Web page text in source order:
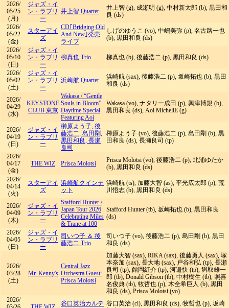
2026/
05/25
(月)
ジャズ・イ
ン・ラブリ
ー
井上智 Quartet
井上智 (g), 成瀬明 (g), 中村新太郎 (b), 黒田和
良 (ds)
2026/
05/22
(金)
スターアイ
ズ
CD｢Bridging Old
And New｣発売
ライブ
しげのゆうこ (vo), 中嶋美弥 (p), 名古路一也
(b), 黒田和良 (ds)
2026/
05/10
(日)
ジャズ・イ
ン・ラブリ
ー
柳真也 Trio 柳真也 (b), 後藤浩二 (p), 黒田和良 (ds)
2026/
05/02
(土)
ジャズ・イ
ン・ラブリ
ー
浜崎航 Quartet
浜崎航 (sax), 後藤浩二 (p), 坂崎拓也 (b), 黒田
和良 (ds)
2026/
04/29
(水)
KEYSTONE
CLUB 東京
Wakasa /“Gentle
Souls in Bloom”
Daytime Special
Featuring Aoi
Wakasa (vo), ナタリー成田 (p), 興津博規 (b),
黒田和良 (ds), Aoi MichellE (g)
2026/
04/19
(日)
ジャズ・イ
ン・ラブリ
ー
榊原よう子, 後
藤浩二, 島田剛,
黒田和良, 長瀬
良司
榊原よう子 (vo), 後藤浩二 (p), 島田剛 (b), 黒
田和良 (ds), 長瀬良司 (tp)
2026/
04/17
(金)
THE WIZ Prisca Molotsi
Prisca Molotsi (vo), 後藤浩二 (p), 北浦ゆたか
(b), 黒田和良 (ds)
2026/
04/14
(火)
スターアイ
ズ
浜崎航クインテ
ット
浜崎航 (ts), 加藤大智 (as), 平光広太郎 (p), 荒
川悟志 (b), 黒田和良 (ds)
2026/
04/09
(木)
ジャズ・イ
ン・ラブリ
ー
Stafford Hunter /
Japan Tour 2026
Celebrating Miles
& Trane at 100
Stafford Hunter (tb), 坂崎拓也 (b), 黒田和良
(ds)
2026/
04/05
(日)
ジャズ・イ
ン・ラブリ
ー
司いつ子 ＆ 後
藤浩二 Trio
司いつ子 (vo), 後藤浩二 (p), 島田剛 (b), 黒田
和良 (ds)
2026/
03/28
(土)
Mr. Kenny's
Central Jazz
Orchestra Guest:
Prisca Molotsi
加藤大智 (sax), RIKA (sax), 後藤勇人 (sax), 塚
本奈加 (sax), 長大地 (sax), 戸谷和弘 (tp), 長瀬
良司 (tp), 館岡紅介 (tp), 河邉快 (tp), 餌取雄一
郎 (tb), Donald Gibson (tb), 中村樹生 (tb), 照喜
名俊典 (tb), 牧哲也 (p), 木全希巨人 (b), 黒田
和良 (ds), Prisca Molotsi (vo)
2026/
谷口英治カルテ 谷口英治 (cl), 黒田和良 (ds), 牧哲也 (p), 坂崎